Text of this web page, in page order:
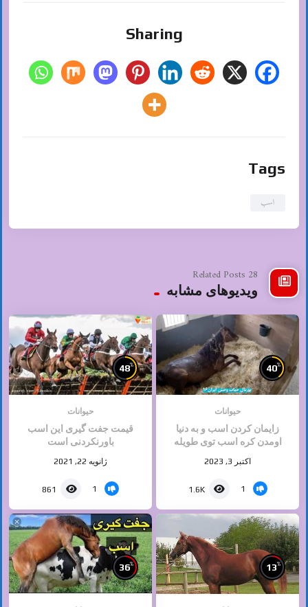
Sharing
Tags
اسب
28 Related Posts
ویدیوهای مشابه
40%
حیوانات
زایمان کردن اسب و به دنیا
اومدن کره اسب توی طویله
اکتبر 3, 2023
1
1.6K
48%
حیوانات
قیمت جفت گیری این اسب
باورنکردنی است
ژانویه 22, 2021
1
861
13%
36%